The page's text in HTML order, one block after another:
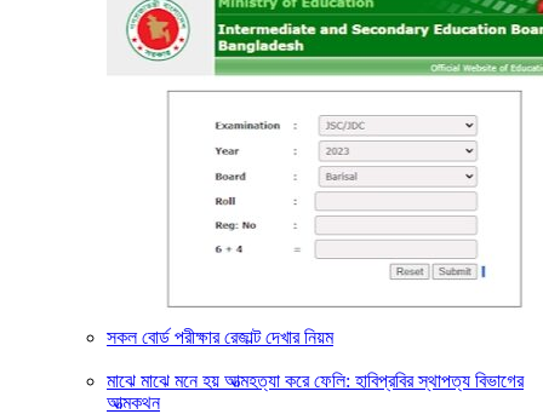
সকল বোর্ড পরীক্ষার রেজাল্ট দেখার নিয়ম
মাঝে মাঝে মনে হয় আত্মহত্যা করে ফেলি: হাবিপ্রবির স্থাপত্য বিভাগের
আত্মকথন